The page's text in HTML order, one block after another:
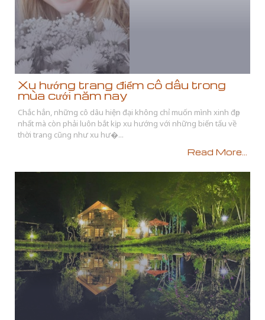
Xu hướng trang điểm cô dâu trong
mùa cưới năm nay
Chắc hẳn, những cô dâu hiện đại không chỉ muốn mình xinh đẹp
nhất mà còn phải luôn bắt kịp xu hướng với những biến tấu về
thời trang cũng như xu hư�...
Read More...